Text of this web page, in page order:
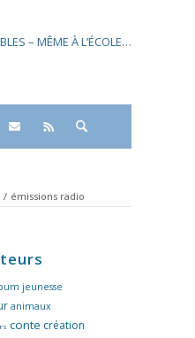
– MÊME À L’ÉCOLE…
/ émissions radio
jeunesse
animaux
conte création